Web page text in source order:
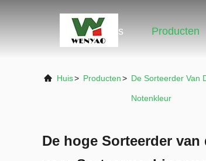
Huis Producten
Huis> Producten> De Sorteerder Van
Notenkleur
De hoge Sorteerder